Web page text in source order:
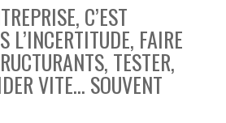
C’EST
L’INCERTITUDE, FAIRE
TESTER,
VITE… SOUVENT